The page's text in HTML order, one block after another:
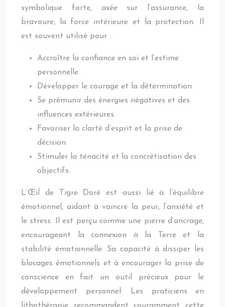
symbolique forte, axée sur l’assurance, la
bravoure, la force intérieure et la protection. Il
est souvent utilisé pour :
Accroître la confiance en soi et l’estime
personnelle.
Développer le courage et la détermination.
Se prémunir des énergies négatives et des
influences extérieures.
Favoriser la clarté d’esprit et la prise de
décision.
Stimuler la ténacité et la concrétisation des
objectifs.
L’Œil de Tigre Doré est aussi lié à l’équilibre
émotionnel, aidant à vaincre la peur, l’anxiété et
le stress. Il est perçu comme une pierre d’ancrage,
encourageant la connexion à la Terre et la
stabilité émotionnelle. Sa capacité à dissiper les
blocages émotionnels et à encourager la prise de
conscience en fait un outil précieux pour le
développement personnel. Les praticiens en